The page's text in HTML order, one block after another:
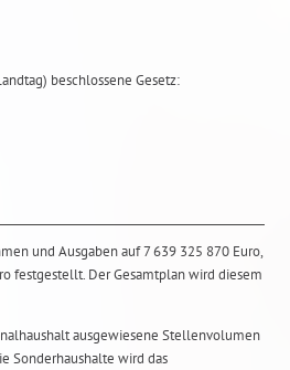
beschlossene Gesetz:
und Ausgaben auf 7 639 325 870 Euro,
festgestellt. Der Gesamtplan wird diesem
ausgewiesene Stellenvolumen
Sonderhaushalte wird das